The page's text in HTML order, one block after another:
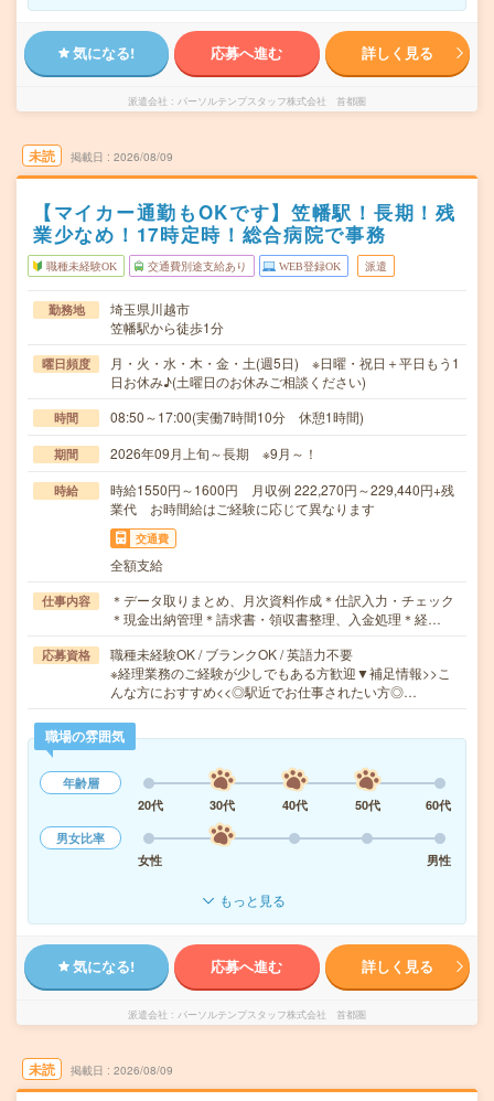
気になる! 応募へ進む 詳しく見る
派遣会社 パーソルテンプスタッフ株式会社 首都圏
未読 掲載日 2026/08/09
【マイカー通勤もOKです】笠幡駅！長期！残
業少なめ！17時定時！総合病院で事務
職種未経験OK 交通費別途支給あり WEB登録OK 派遣
勤務地
埼玉県川越市
笠幡駅から徒歩1分
曜日頻度
月・火・水・木・金・土(週5日) ※日曜・祝日＋平日もう1
日お休み♪(土曜日のお休みご相談ください)
時間 08:50～17:00(実働7時間10分 休憩1時間)
期間 2026年09月上旬～長期 ※9月～！
時給
時給1550円～1600円 月収例 222,270円～229,440円+残
業代 お時間給はご経験に応じて異なります
交通費
全額支給
仕事内容
＊データ取りまとめ、月次資料作成＊仕訳入力・チェック
＊現金出納管理＊請求書・領収書整理、入金処理＊経…
応募資格
職種未経験OK / ブランクOK / 英語力不要
※経理業務のご経験が少しでもある方歓迎▼補足情報>>こ
んな方におすすめ<<◎駅近でお仕事されたい方◎…
職場の雰囲気
年齢層
20代
30代 40代 50代
60代
男女比率
女性
男性
もっと見る
気になる! 応募へ進む 詳しく見る
派遣会社 パーソルテンプスタッフ株式会社 首都圏
未読 掲載日 2026/08/09